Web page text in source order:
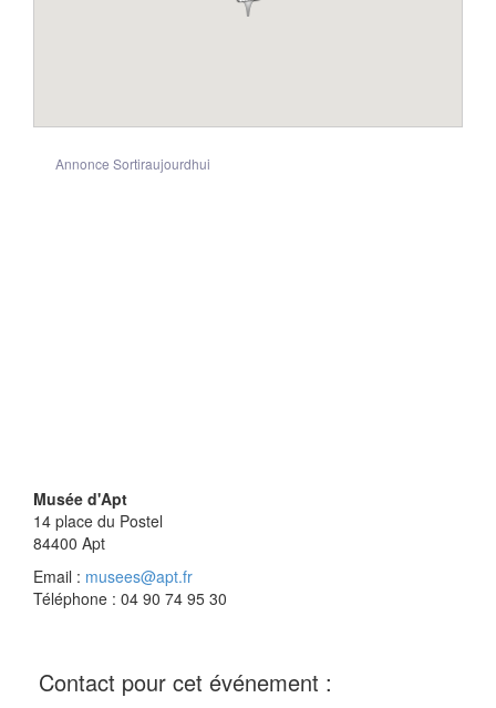
Annonce Sortiraujourdhui
Musée d'Apt
14 place du Postel
84400 Apt
Email : musees@apt.fr
Téléphone : 04 90 74 95 30
Contact pour cet événement :